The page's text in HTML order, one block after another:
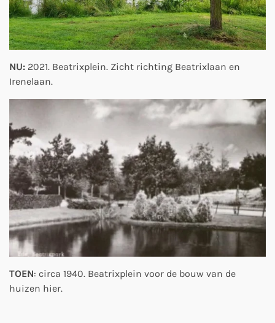
NU: 2021. Beatrixplein. Zicht richting Beatrixlaan en
Irenelaan.
TOEN: circa 1940. Beatrixplein voor de bouw van de
huizen hier.